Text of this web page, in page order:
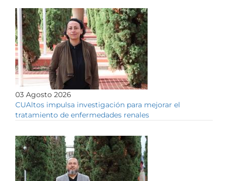
03 Agosto 2026
CUAltos impulsa investigación para mejorar el
tratamiento de enfermedades renales